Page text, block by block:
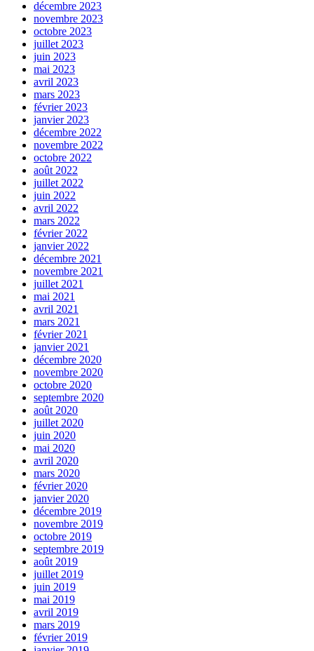
décembre 2023
novembre 2023
octobre 2023
juillet 2023
juin 2023
mai 2023
avril 2023
mars 2023
février 2023
janvier 2023
décembre 2022
novembre 2022
octobre 2022
août 2022
juillet 2022
juin 2022
avril 2022
mars 2022
février 2022
janvier 2022
décembre 2021
novembre 2021
juillet 2021
mai 2021
avril 2021
mars 2021
février 2021
janvier 2021
décembre 2020
novembre 2020
octobre 2020
septembre 2020
août 2020
juillet 2020
juin 2020
mai 2020
avril 2020
mars 2020
février 2020
janvier 2020
décembre 2019
novembre 2019
octobre 2019
septembre 2019
août 2019
juillet 2019
juin 2019
mai 2019
avril 2019
mars 2019
février 2019